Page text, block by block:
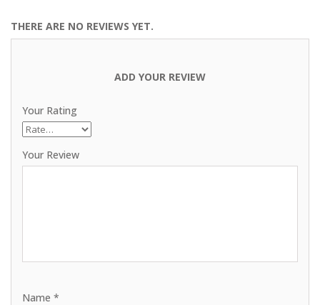
THERE ARE NO REVIEWS YET.
ADD YOUR REVIEW
Your Rating
Your Review
Name *